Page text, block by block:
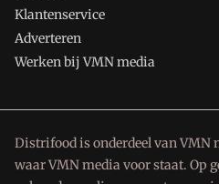
Klantenservice
Adverteren
Werken bij VMN media
Distrifood is onderdeel van VMN
waar VMN media voor staat. Op